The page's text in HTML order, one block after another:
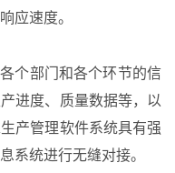
应速度。
个部门和各个环节的信
进度、质量数据等，以
产管理软件系统具有强
系统进行无缝对接。